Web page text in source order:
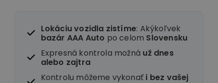
Lokáciu vozidla zistíme: Akýkoľvek
bazár AAA Auto po celom Slovensku
Expresná kontrola možná už dnes
alebo zajtra
Kontrolu môžeme vykonať i bez vašej